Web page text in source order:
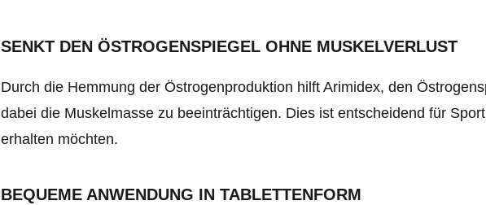
SENKT DEN ÖSTROGENSPIEGEL OHNE MUSKELVERLUST
Durch die Hemmung der Östrogenproduktion hilft Arimidex, den
dabei die Muskelmasse zu beeinträchtigen. Dies ist entscheidend für
erhalten möchten.
BEQUEME ANWENDUNG IN TABLETTENFORM